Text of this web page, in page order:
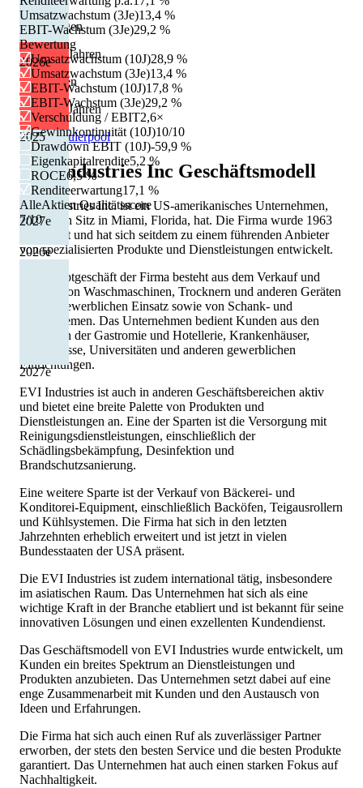
2026e
2027e
2025
2026e
2027e
Umsatzwachstum (3Je)13,4 %
EBIT-Wachstum (3Je)29,2 %
Bewertung
Umsatzwachstum (10J)28,9 %
Umsatzwachstum (3Je)13,4 %
EBIT-Wachstum (10J)17,8 %
EBIT-Wachstum (3Je)29,2 %
Verschuldung / EBIT2,6×
Gewinnkontinuität (10J)10/10
Drawdown EBIT (10J)-59,9 %
Eigenkapitalrendite5,2 %
ROCE6,5 %
Renditeerwartung17,1 %
AlleAktien Qualitätsscore
7/10
Erhöhungen
6 von 13 Jahren
Kürzungen
4 von 13 Jahren
Quelle: Eulerpool
EVI Industries Inc Geschäftsmodell
EVI Industries Inc. ist ein US-amerikanisches Unternehmen,
das seinen Sitz in Miami, Florida, hat. Die Firma wurde 1963
gegründet und hat sich seitdem zu einem führenden Anbieter
von spezialisierten Produkte und Dienstleistungen entwickelt.
Das Hauptgeschäft der Firma besteht aus dem Verkauf und
Service von Waschmaschinen, Trocknern und anderen Geräten
für den gewerblichen Einsatz sowie von Schank- und
Kühlsystemen. Das Unternehmen bedient Kunden aus den
Bereichen der Gastromie und Hotellerie, Krankenhäuser,
Gefängnisse, Universitäten und anderen gewerblichen
Einrichtungen.
EVI Industries ist auch in anderen Geschäftsbereichen aktiv
und bietet eine breite Palette von Produkten und
Dienstleistungen an. Eine der Sparten ist die Versorgung mit
Reinigungsdienstleistungen, einschließlich der
Schädlingsbekämpfung, Desinfektion und
Brandschutzsanierung.
Eine weitere Sparte ist der Verkauf von Bäckerei- und
Konditorei-Equipment, einschließlich Backöfen, Teigausrollern
und Kühlsystemen. Die Firma hat sich in den letzten
Jahrzehnten erheblich erweitert und ist jetzt in vielen
Bundesstaaten der USA präsent.
Die EVI Industries ist zudem international tätig, insbesondere
im asiatischen Raum. Das Unternehmen hat sich als eine
wichtige Kraft in der Branche etabliert und ist bekannt für seine
innovativen Lösungen und einen exzellenten Kundendienst.
Das Geschäftsmodell von EVI Industries wurde entwickelt, um
Kunden ein breites Spektrum an Dienstleistungen und
Produkten anzubieten. Das Unternehmen setzt dabei auf eine
enge Zusammenarbeit mit Kunden und den Austausch von
Ideen und Erfahrungen.
Die Firma hat sich auch einen Ruf als zuverlässiger Partner
erworben, der stets den besten Service und die besten Produkte
garantiert. Das Unternehmen hat auch einen starken Fokus auf
Nachhaltigkeit.